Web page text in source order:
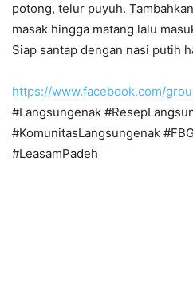
potong, telur puyuh.
masak hingga matang lalu
Siap santap dengan nasi putih
https://www.facebook.com/
#Langsungenak
#KomunitasLangsungenak
#LeasamPadeh